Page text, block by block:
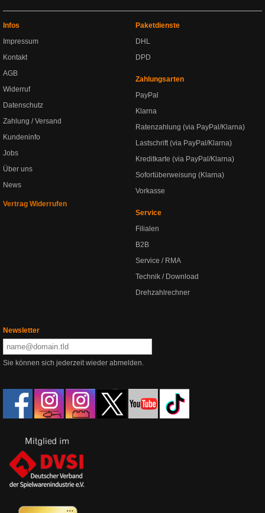
Infos
Impressum
Kontakt
AGB
Widerruf
Datenschutz
Zahlung / Versand
Kundeninfo
Jobs
Über uns
News
Vertrag Widerrufen
Paketdienste
DHL
DPD
Zahlungsarten
PayPal
Klarna
Ratenzahlung (via PayPal/Klarna)
Lastschrift (via PayPal/Klarna)
Kreditkarte (via PayPal/Klarna)
Sofortüberweisung (Klarna)
Vorkasse
Service
Filialen
B2B
Service / RMA
Technik / Download
Drehzahlrechner
Newsletter
Sie können sich jederzeit wieder abmelden.